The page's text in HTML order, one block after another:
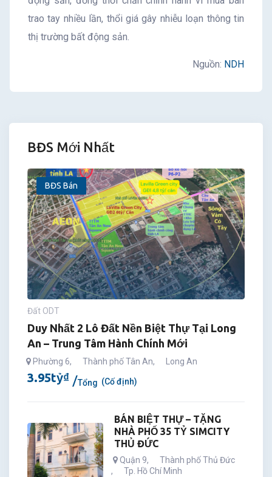
trao tay nhiều lần, thổi giá gây nhiễu loạn thông tin
thị trường bất động sản.
Nguồn: NDH
BĐS Mới Nhất
BĐS Bán
Đất ODT
Duy Nhất 2 Lô Đất Nền Biệt Thự Tại Long
An – Trung Tâm Hành Chính Mới
Phường 6, Thành phố Tân An, Long An
3.95tỷ₫ Tổng (Cố định)
BÁN BIỆT THỰ – TẶNG
NHÀ PHỐ 35 TỶ SIMCITY
THỦ ĐỨC
Quận 9,
Thành phố Thủ Đức
,
Tp. Hồ Chí Minh